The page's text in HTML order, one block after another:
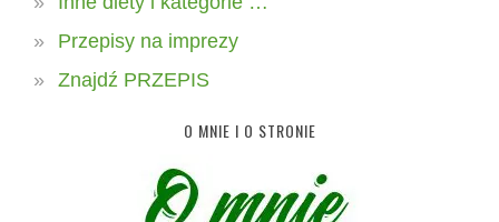
Przepisy na imprezy
Znajdź PRZEPIS
O MNIE I O STRONIE